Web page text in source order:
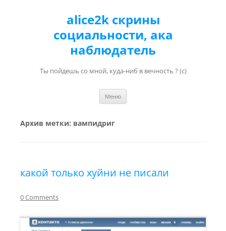
alice2k скрины
социальности, ака
наблюдатель
Ты пойдешь со мной, куда-ниб в вечность ? (с)
Меню
Архив метки: вампидриг
какой только хуйни не писали
0 Comments